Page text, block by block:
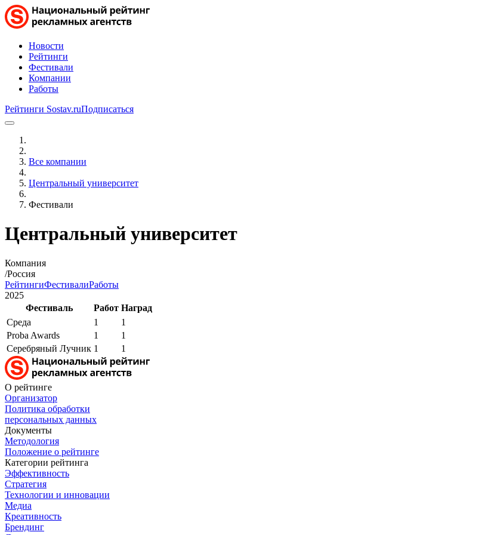
Новости
Рейтинги
Фестивали
Компании
Работы
Рейтинги Sostav.ruПодписаться
Все компании
Центральный университет
Фестивали
Центральный университет
Компания
/Россия
РейтингиФестивалиРаботы
2025
Фестиваль
Работ Наград
Среда
1
1
Proba Awards
1
1
Серебряный Лучник 1 1
О рейтинге
Организатор
Политика обработки
персональных данных
Документы
Методология
Положение о рейтинге
Категории рейтинга
Эффективность
Стратегия
Технологии и инновации
Медиа
Креативность
Брендинг